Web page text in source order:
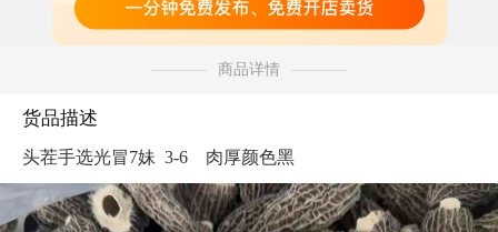
商品详情
货品描述
头茬手选光冒7妹  3-6    肉厚颜色黑